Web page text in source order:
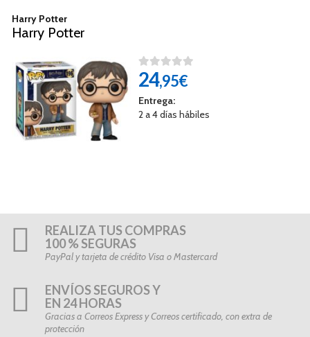
Harry Potter
Harry Potter
24,95€
Entrega:
2 a 4 días hábiles
REALIZA TUS COMPRAS
100 % SEGURAS
PayPal y tarjeta de crédito Visa o Mastercard
ENVÍOS SEGUROS Y
EN 24 HORAS
Gracias a Correos Express y Correos certificado, con extra de
protección